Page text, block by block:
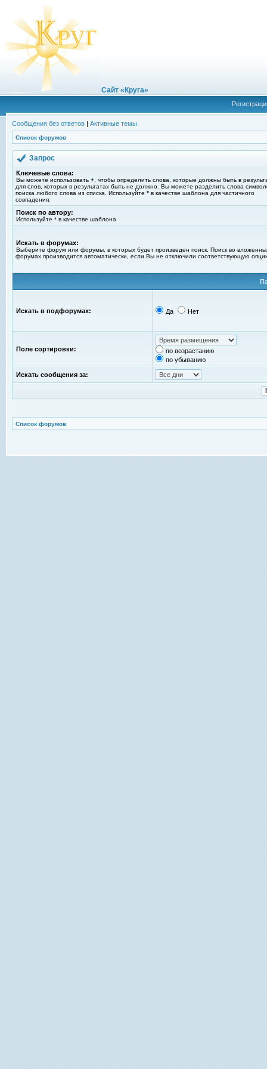
Сайт «Круга»
Сообщения без ответов | Активные темы
Список форумов
Запрос
Ключевые слова:
Вы можете использовать + , чтобы определить слова, которые должны быть в
для слов, которых в результатах быть не должно. Вы можете разделить слова
поиска любого слова из списка. Используйте * в качестве шаблона для частичного
совпадения.
Поиск по автору:
Используйте * в качестве шаблона.
Искать в форумах:
Выберите форум или форумы, в которых будет произведен поиск. Поиск во
форумах производится автоматически, если Вы не отключили соответствующую
Искать в подфорумах: Да Нет
Поле сортировки:
по возрастанию
по убыванию
Искать сообщения за:
Список форумов